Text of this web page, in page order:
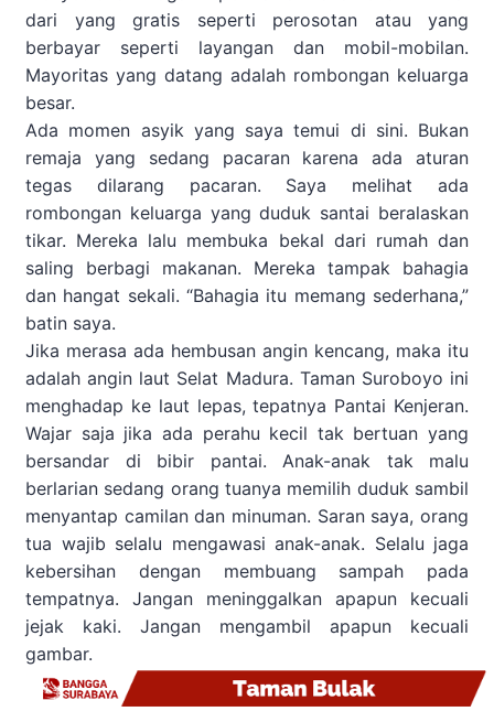
dari yang gratis seperti perosotan atau yang
berbayar seperti layangan dan mobil-mobilan.
Mayoritas yang datang adalah rombongan keluarga
besar.
Ada momen asyik yang saya temui di sini. Bukan
remaja yang sedang pacaran karena ada aturan
tegas dilarang pacaran. Saya melihat ada
rombongan keluarga yang duduk santai beralaskan
tikar. Mereka lalu membuka bekal dari rumah dan
saling berbagi makanan. Mereka tampak bahagia
dan hangat sekali. “Bahagia itu memang sederhana,”
batin saya.
Jika merasa ada hembusan angin kencang, maka itu
adalah angin laut Selat Madura. Taman Suroboyo ini
menghadap ke laut lepas, tepatnya Pantai Kenjeran.
Wajar saja jika ada perahu kecil tak bertuan yang
bersandar di bibir pantai. Anak-anak tak malu
berlarian sedang orang tuanya memilih duduk sambil
menyantap camilan dan minuman. Saran saya, orang
tua wajib selalu mengawasi anak-anak. Selalu jaga
kebersihan dengan membuang sampah pada
tempatnya. Jangan meninggalkan apapun kecuali
jejak kaki. Jangan mengambil apapun kecuali
gambar.